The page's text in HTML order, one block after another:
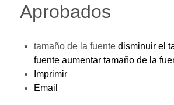
Aprobados
tamaño de la fuente disminuir el
fuente aumentar tamaño de la
Imprimir
Email